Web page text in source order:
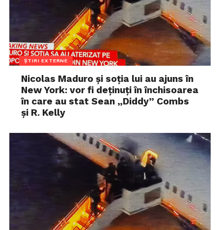
ȘTIRI EXTERNE
Nicolas Maduro și soția lui au ajuns în
New York: vor fi deținuți în închisoarea
în care au stat Sean „Diddy” Combs
și R. Kelly